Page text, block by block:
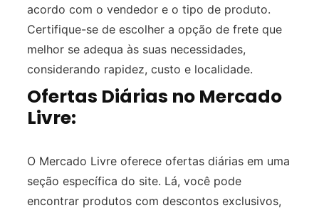
acordo com o vendedor e o tipo de produto.
Certifique-se de escolher a opção de frete que
melhor se adequa às suas necessidades,
considerando rapidez, custo e localidade.
Ofertas Diárias no Mercado
Livre:
O Mercado Livre oferece ofertas diárias em uma
seção específica do site. Lá, você pode
encontrar produtos com descontos exclusivos,